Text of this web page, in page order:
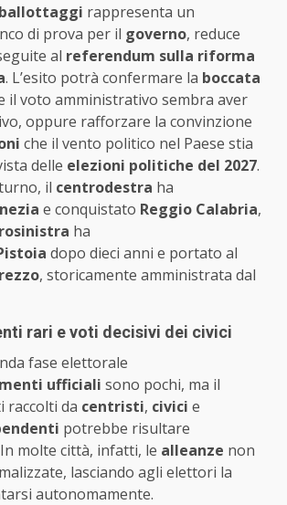
ballottaggi rappresenta un
di prova per il governo, reduce
al referendum sulla riforma
. L’esito potrà confermare la boccata
il voto amministrativo sembra aver
oppure rafforzare la convinzione
che il vento politico nel Paese stia
delle elezioni politiche del 2027.
il centrodestra ha
e conquistato Reggio Calabria,
ha
dopo dieci anni e portato al
, storicamente amministrata dal
rari e voti decisivi dei civici
fase elettorale
ufficiali sono pochi, ma il
raccolti da centristi, civici e
potrebbe risultare
molte città, infatti, le alleanze non
lasciando agli elettori la
autonomamente.